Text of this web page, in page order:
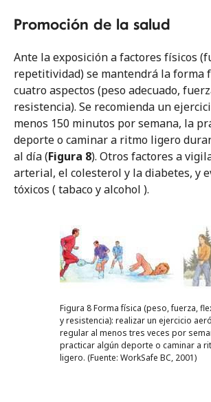
Promoción de la salud
Ante la exposición a factores físicos
repetitividad) se mantendrá la forma
cuatro aspectos (peso adecuado,
resistencia). Se recomienda un
menos 150 minutos por semana, la
deporte o caminar a ritmo ligero
al día (Figura 8). Otros factores a
arterial, el colesterol y la diabetes, y
tóxicos ( tabaco y alcohol ).
Figura 8 Forma física (peso, fuerza,
y resistencia): realizar un ejercicio
regular al menos tres veces por
practicar algún deporte o caminar a
ligero. (Fuente: WorkSafe BC, 2001)